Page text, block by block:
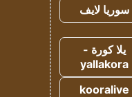
سوريا لايف
يلا كورة -
yallakora
kooralive